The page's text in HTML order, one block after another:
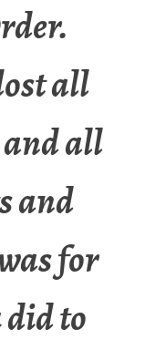
all
all
and
for
to